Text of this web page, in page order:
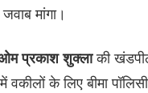
मांगा।
प्रकाश शुक्लाकी
में वकीलों के लिए बीमा